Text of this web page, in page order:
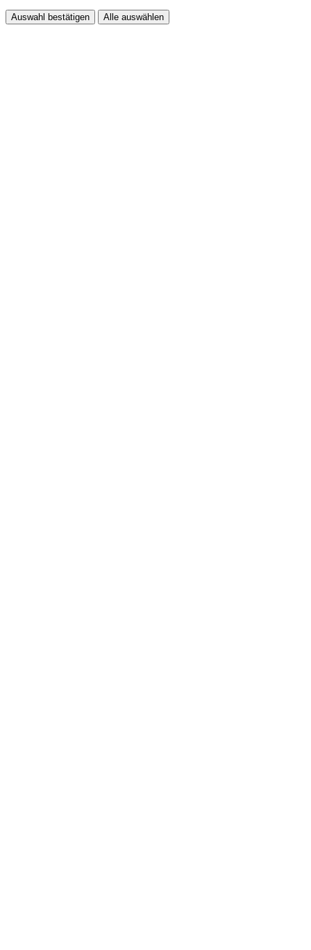
Auswahl bestätigen Alle auswählen